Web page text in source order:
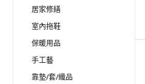
居家修繕
室內拖鞋
保暖用品
手工藝
靠墊/套/織品